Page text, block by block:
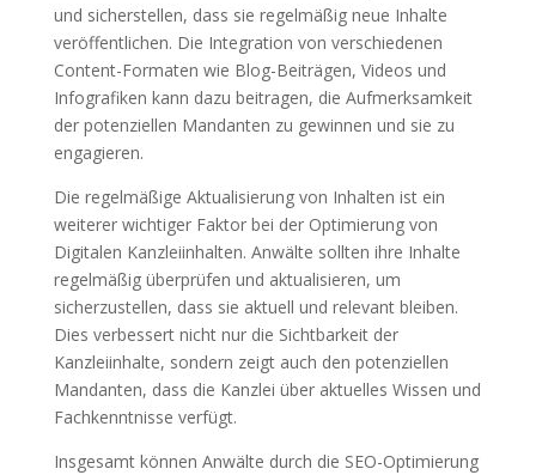
und sicherstellen, dass sie regelmäßig neue Inhalte
veröffentlichen. Die Integration von verschiedenen
Content-Formaten wie Blog-Beiträgen, Videos und
Infografiken kann dazu beitragen, die Aufmerksamkeit
der potenziellen Mandanten zu gewinnen und sie zu
engagieren.
Die regelmäßige Aktualisierung von Inhalten ist ein
weiterer wichtiger Faktor bei der Optimierung von
Digitalen Kanzleiinhalten. Anwälte sollten ihre Inhalte
regelmäßig überprüfen und aktualisieren, um
sicherzustellen, dass sie aktuell und relevant bleiben.
Dies verbessert nicht nur die Sichtbarkeit der
Kanzleiinhalte, sondern zeigt auch den potenziellen
Mandanten, dass die Kanzlei über aktuelles Wissen und
Fachkenntnisse verfügt.
Insgesamt können Anwälte durch die SEO-Optimierung